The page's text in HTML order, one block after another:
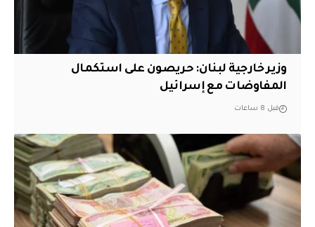
وزير خارجية لبنان: حريصون على استكمال
المفاوضات مع إسرائيل
قبل 8 ساعات